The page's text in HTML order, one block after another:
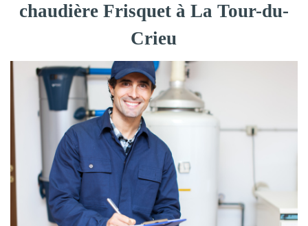
chaudière Frisquet à La Tour-du-
Crieu